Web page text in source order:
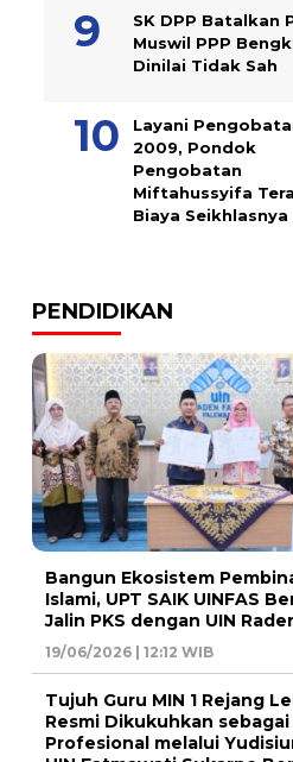
SK DPP Batalkan
Muswil PPP
Dinilai Tidak Sah
Layani
2009, Pondok
Pengobatan
Miftahussyifa
Biaya Seikhlasnya
PENDIDIKAN
Bangun Ekosistem
Islami, UPT SAIK UINFAS
Jalin PKS dengan UIN
19/06/2026 | 12:12 WIB
Tujuh Guru MIN 1 Rejang
Resmi Dikukuhkan sebagai
Profesional melalui